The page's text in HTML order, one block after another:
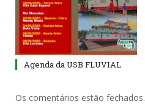
Agenda da USB FLUVIAL
Os comentários estão fechados.